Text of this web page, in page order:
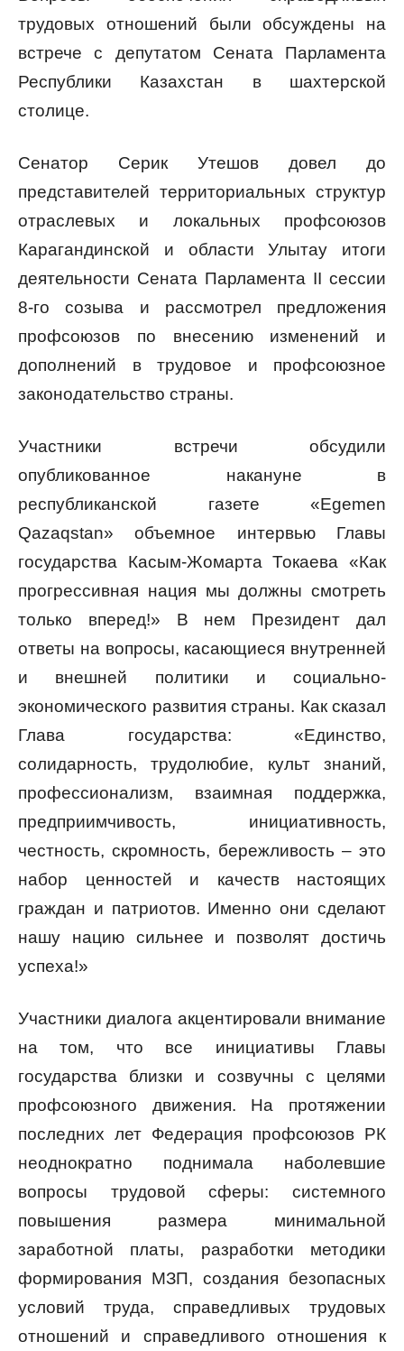
трудовых отношений были обсуждены на
встрече с депутатом Сената Парламента
Республики Казахстан в шахтерской
столице.
Сенатор Серик Утешов довел до
представителей территориальных структур
отраслевых и локальных профсоюзов
Карагандинской и области Улытау итоги
деятельности Сената Парламента II сессии
8-го созыва и рассмотрел предложения
профсоюзов по внесению изменений и
дополнений в трудовое и профсоюзное
законодательство страны.
Участники встречи обсудили
опубликованное накануне в
республиканской газете «Egemen
Qazaqstan» объемное интервью Главы
государства Касым-Жомарта Токаева «Как
прогрессивная нация мы должны смотреть
только вперед!» В нем Президент дал
ответы на вопросы, касающиеся внутренней
и внешней политики и социально-
экономического развития страны. Как сказал
Глава государства: «Единство,
солидарность, трудолюбие, культ знаний,
профессионализм, взаимная поддержка,
предприимчивость, инициативность,
честность, скромность, бережливость – это
набор ценностей и качеств настоящих
граждан и патриотов. Именно они сделают
нашу нацию сильнее и позволят достичь
успеха!»
Участники диалога акцентировали внимание
на том, что все инициативы Главы
государства близки и созвучны с целями
профсоюзного движения. На протяжении
последних лет Федерация профсоюзов РК
неоднократно поднимала наболевшие
вопросы трудовой сферы: системного
повышения размера минимальной
заработной платы, разработки методики
формирования МЗП, создания безопасных
условий труда, справедливых трудовых
отношений и справедливого отношения к